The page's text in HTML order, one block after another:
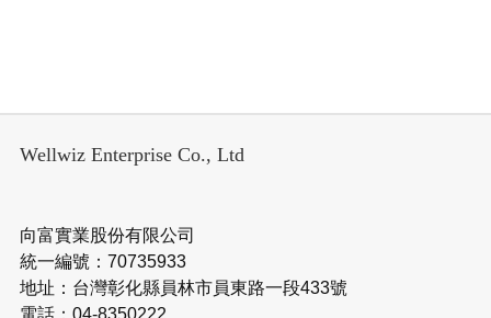
Wellwiz Enterprise Co., Ltd
向富實業股份有限公司
統一編號：70735933
地址：台灣彰化縣員林市員東路一段433號